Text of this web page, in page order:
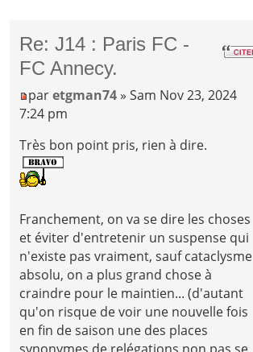
Re: J14 : Paris FC -
FC Annecy.
paretgman74 » Sam Nov 23, 2024
7:24 pm
Très bon point pris, rien à dire.
Franchement, on va se dire les choses
et éviter d'entretenir un suspense qui
n'existe pas vraiment, sauf cataclysme
absolu, on a plus grand chose à
craindre pour le maintien... (d'autant
qu'on risque de voir une nouvelle fois
en fin de saison une des places